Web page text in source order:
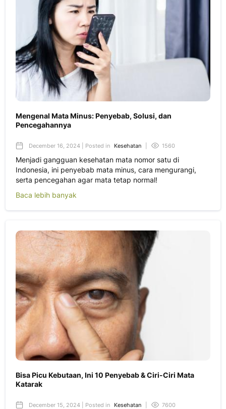
Mengenal Mata Minus: Penyebab, Solusi, dan
Pencegahannya
December 16, 2024 | Posted in Kesehatan 1560
Menjadi gangguan kesehatan mata nomor satu di
Indonesia, ini penyebab mata minus, cara mengurangi,
serta pencegahan agar mata tetap normal!
Baca lebih banyak
Bisa Picu Kebutaan, Ini 10 Penyebab & Ciri-Ciri Mata
Katarak
December 15, 2024 | Posted in Kesehatan 7600